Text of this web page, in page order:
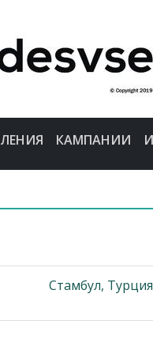
КАМПАНИИ
Стамбул, Турция